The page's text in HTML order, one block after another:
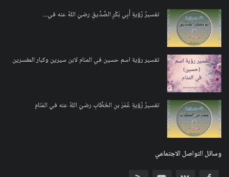
تفسيرُ رُؤيةِ أَبِي بَكْرٍ الصِّدِّيقِ رضيَ اللهُ عنه في...
تفسير رؤية اسم حسين في المنام لابن سيرين وكبار المفسرين
تفسيرُ رُؤيةِ عُمَرَ بنِ الخَطَّابِ رضيَ اللهُ عنه في المَنَامِ
وسائل التواصل الاجتماعي